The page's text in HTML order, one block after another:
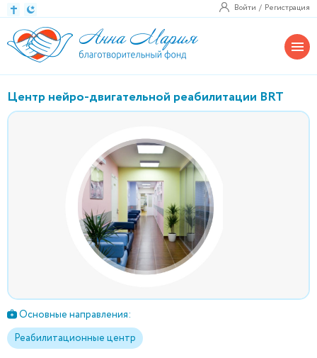
Войти Регистрация
Центр нейро-двигательной реабилитации BRT
Основные направления:
Реабилитационные центр